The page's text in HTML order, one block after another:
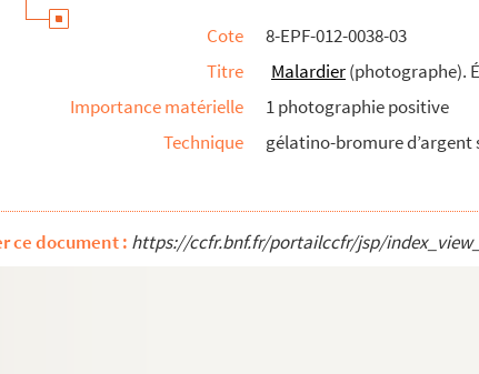
Épreuves
Cote
8-EPF-012-0038-03
Titre
Malardier(photographe).
Importance matérielle
1 photographie positive
Technique
gélatino-bromure
ce document : https://ccfr.bnf.fr/portailccfr/jsp/